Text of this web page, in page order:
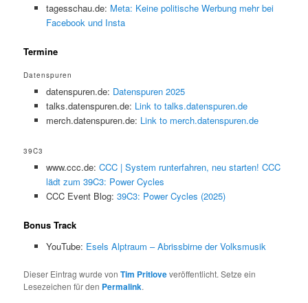
tagesschau.de: Meta: Keine politische Werbung mehr bei
Facebook und Insta
Termine
Datenspuren
datenspuren.de: Datenspuren 2025
talks.datenspuren.de: Link to talks.datenspuren.de
merch.datenspuren.de: Link to merch.datenspuren.de
39C3
www.ccc.de: CCC | System runterfahren, neu starten! CCC
lädt zum 39C3: Power Cycles
CCC Event Blog: 39C3: Power Cycles (2025)
Bonus Track
YouTube: Esels Alptraum – Abrissbirne der Volksmusik
Dieser Eintrag wurde vonTim Pritloveveröffentlicht. Setze ein
Lesezeichen für den Permalink.